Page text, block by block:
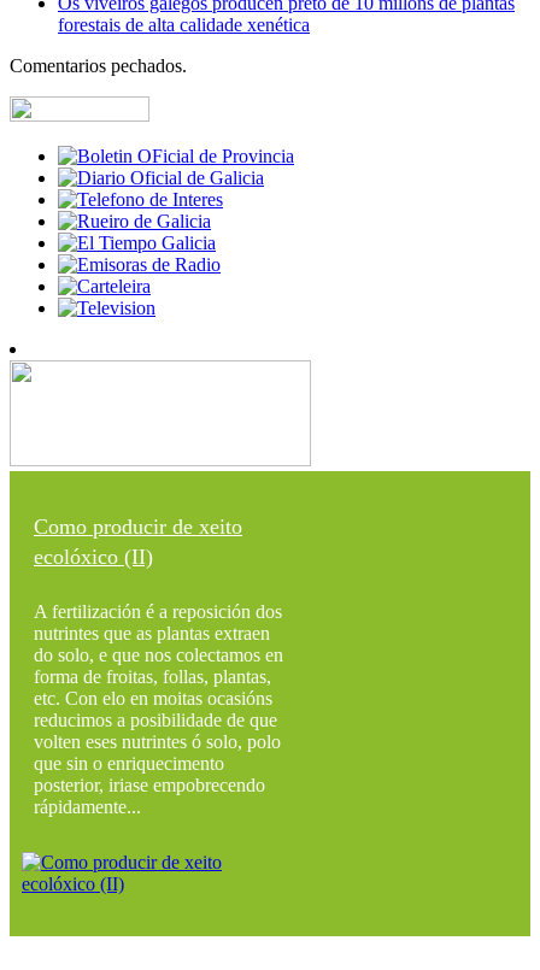
forestais de alta calidade xenética
Comentarios pechados.
Como producir de xeito
ecolóxico (II)
A fertilización é a reposición dos
nutrintes que as plantas extraen
do solo, e que nos colectamos en
forma de froitas, follas, plantas,
etc. Con elo en moitas ocasións
reducimos a posibilidade de que
volten eses nutrintes ó solo, polo
que sin o enriquecimento
posterior, iriase empobrecendo
rápidamente...